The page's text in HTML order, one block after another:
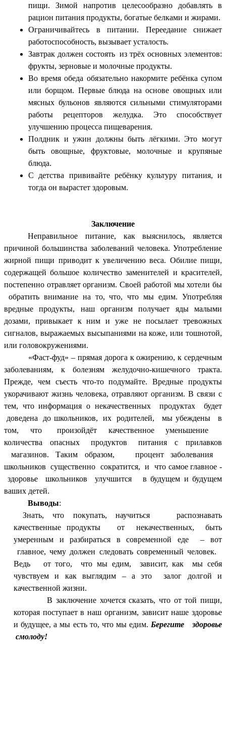
пищи. Зимой напротив целесообразно добавлять в
рацион питания продукты, богатые белками и жирами.
Ограничивайтесь в питании. Переедание снижает
работоспособность, вызывает усталость.
Завтрак должен состоять из трёх основных элементов:
фрукты, зерновые и молочные продукты.
Во время обеда обязательно накормите ребёнка супом
или борщом. Первые блюда на основе овощных или
мясных бульонов являются сильными стимуляторами
работы рецепторов желудка. Это способствует
улучшению процесса пищеварения.
Полдник и ужин должны быть лёгкими. Это могут
быть овощные, фруктовые, молочные и крупяные
блюда.
С детства прививайте ребёнку культуру питания, и
тогда он вырастет здоровым.
Заключение
Неправильное питание, как выяснилось, является
причиной большинства заболеваний человека. Употребление
жирной пищи приводит к увеличению веса. Обилие пищи,
содержащей большое количество заменителей и красителей,
постепенно отравляет организм. Своей работой мы хотели бы
обратить внимание на то, что, что мы едим. Употребляя
вредные продукты, наш организм получает яды малыми
дозами, привыкает к ним и уже не посылает тревожных
сигналов, выражаемых высыпаниями на коже, или тошнотой,
или головокружениями.
«Фаст-фуд» – прямая дорога к ожирению, к сердечным
заболеваниям, к болезням желудочно-кишечного тракта.
Прежде, чем съесть что-то подумайте. Вредные продукты
укорачивают жизнь человека, отравляют организм. В связи с
тем, что информация о некачественных продуктах будет
доведена до школьников, их родителей, мы убеждены в
том, что произойдёт качественное уменьшение
количества опасных продуктов питания с прилавков
магазинов. Таким образом, процент заболевания
школьников существенно сократится, и что самое главное -
здоровье школьников улучшится вбудущем и будущем
ваших детей.
Выводы:
Знать, что покупать, научиться распознавать
качественные продукты от некачественных, быть
умеренным и разбираться в современной еде – вот
главное, чему должен следовать современный человек.
Ведь от того, что мы едим, зависит, как мы себя
чувствуем и как выглядим – а это залог долгой и
качественной жизни.
В заключение хочется сказать, что от той пищи,
которая поступает в наш организм, зависит наше здоровье
и будущее, а мы есть то, что мы едим. Берегите здоровье
смолоду!